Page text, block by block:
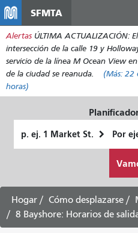
SFMTA
Alertas ÚLTIMA ACTUALIZACIÓN:
intersección de la calle 19 y
servicio de la línea M Ocean View
de la ciudad se reanuda.
(Más: 22
horas)
de
Hogar Cómo desplazarse
8 Bayshore: Horarios de salida hacia City